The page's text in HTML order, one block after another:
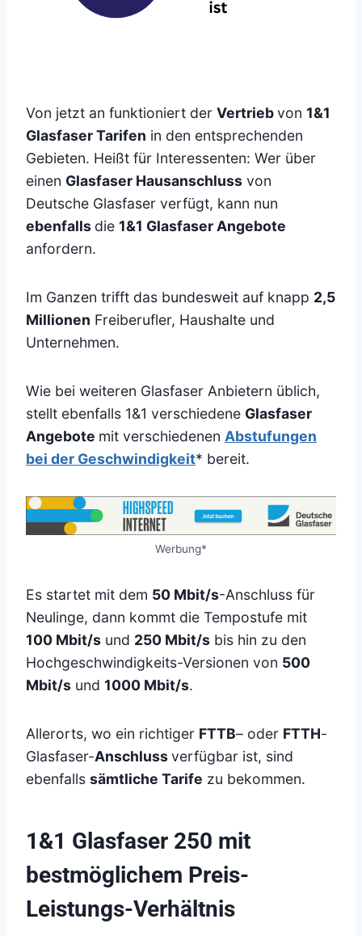
Von jetzt an funktioniert der Vertriebvon 1&1
Glasfaser Tarifen in den entsprechenden
Gebieten. Heißt für Interessenten: Wer über
einen Glasfaser Hausanschluss von
Deutsche Glasfaser verfügt, kann nun
ebenfalls die 1&1 Glasfaser Angebote
anfordern.
Im Ganzen trifft das bundesweit auf knapp 2,5
Millionen Freiberufler, Haushalte und
Unternehmen.
Wie bei weiteren Glasfaser Anbietern üblich,
stellt ebenfalls 1&1 verschiedene Glasfaser
Angebote mit verschiedenen Abstufungen
bei der Geschwindigkeit* bereit.
Werbung*
Es startet mit dem 50 Mbit/s-Anschluss für
Neulinge, dann kommt die Tempostufe mit
100 Mbit/s und 250 Mbit/s bis hin zu den
Hochgeschwindigkeits-Versionen von 500
Mbit/s und 1000 Mbit/s.
Allerorts, wo ein richtiger FTTB– oder FTTH-
Glasfaser-Anschlussverfügbar ist, sind
ebenfalls sämtliche Tarife zu bekommen.
1&1 Glasfaser 250 mit
bestmöglichem Preis-
Leistungs-Verhältnis